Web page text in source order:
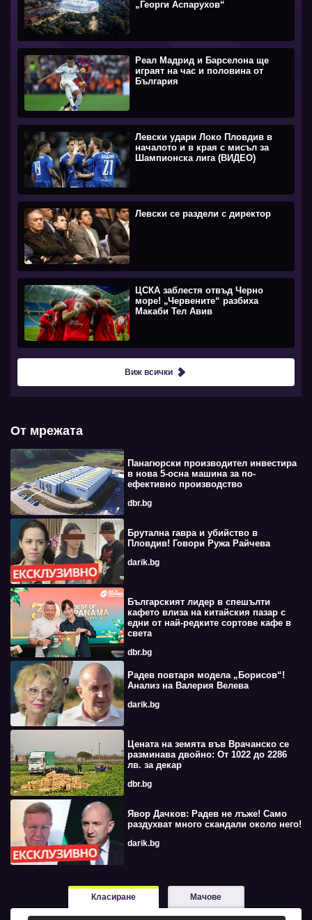
„Георги Аспарухов“
Реал Мадрид и Барселона ще
играят на час и половина от
България
Левски удари Локо Пловдив в
началото и в края с мисъл за
Шампионска лига (ВИДЕО)
Левски се раздели с директор
ЦСКА заблестя отвъд Черно
море! „Червените“ разбиха
Макаби Тел Авив
Виж всички
От мрежата
Панагюрски производител инвестира
в нова 5-осна машина за по-
ефективно производство
dbr.bg
Брутална гавра и убийство в
Пловдив! Говори Ружа Райчева
darik.bg
Българският лидер в спешълти
кафето влиза на китайския пазар с
едни от най-редките сортове кафе в
света
dbr.bg
Радев повтаря модела „Борисов“!
Анализ на Валерия Велева
darik.bg
Цената на земята във Врачанско се
разминава двойно: От 1022 до 2286
лв. за декар
dbr.bg
Явор Дачков: Радев не лъже! Само
раздухват много скандали около него!
darik.bg
Класиране Мачове